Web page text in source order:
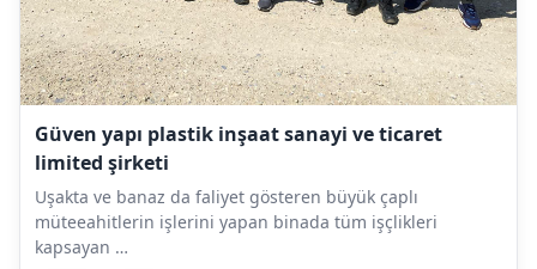
Güven yapı plastik inşaat sanayi ve ticaret
limited şirketi
Uşakta ve banaz da faliyet gösteren büyük çaplı
müteeahitlerin işlerini yapan binada tüm işçlikleri
kapsayan …